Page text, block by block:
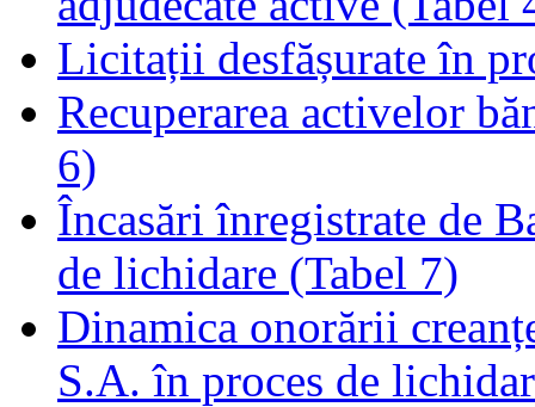
Licitații desfășurate în
Recuperarea activelor
6)
Încasări înregistrate de
de lichidare (Tabel 7)
Dinamica onorării
S.A. în proces de